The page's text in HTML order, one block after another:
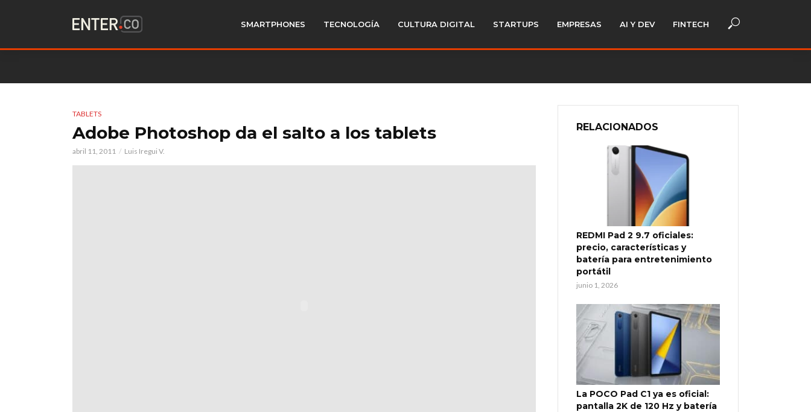
SMARTPHONES TECNOLOGÍA CULTURA DIGITAL STARTUPS EMPRESAS AI Y DEV FINTECH
TABLETS
Adobe Photoshop da el salto a los tablets
abril 11, 2011 Luis Iregui V.
RELACIONADOS
REDMI Pad 2 9.7 oficiales:
precio, características y
batería para entretenimiento
portátil
junio 1, 2026
La POCO Pad C1 ya es oficial:
pantalla 2K de 120 Hz y batería